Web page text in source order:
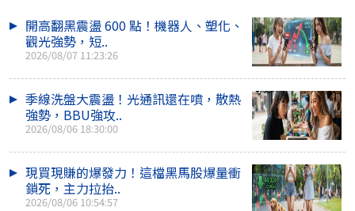
開高翻黑震盪 600 點！機器人、塑化、
觀光強勢，短..
2026/08/07 11:23:26
季線洗盤大震盪！光通訊還在噴，散熱
強勢，BBU強攻..
2026/08/06 18:30:00
現買現賺的爆發力！這檔黑馬股爆量衝
鎖死，主力拉抬..
2026/08/06 10:54:57